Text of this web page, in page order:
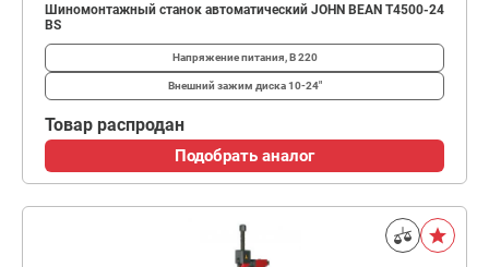
Шиномонтажный станок автоматический JOHN BEAN T4500-24
BS
Напряжение питания, В220
Внешний зажим диска10-24"
Товар распродан
Подобрать аналог